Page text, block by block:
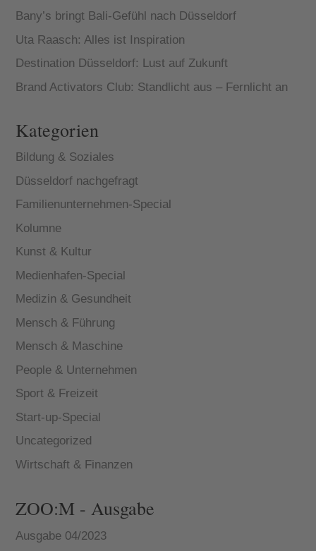
Bany’s bringt Bali-Gefühl nach Düsseldorf
Uta Raasch: Alles ist Inspiration
Destination Düsseldorf: Lust auf Zukunft
Brand Activators Club: Standlicht aus – Fernlicht an
Kategorien
Bildung & Soziales
Düsseldorf nachgefragt
Familienunternehmen-Special
Kolumne
Kunst & Kultur
Medienhafen-Special
Medizin & Gesundheit
Mensch & Führung
Mensch & Maschine
People & Unternehmen
Sport & Freizeit
Start-up-Special
Uncategorized
Wirtschaft & Finanzen
ZOO:M - Ausgabe
Ausgabe 04/2023